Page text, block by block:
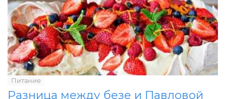
Питание
Разница между безе и Павловой